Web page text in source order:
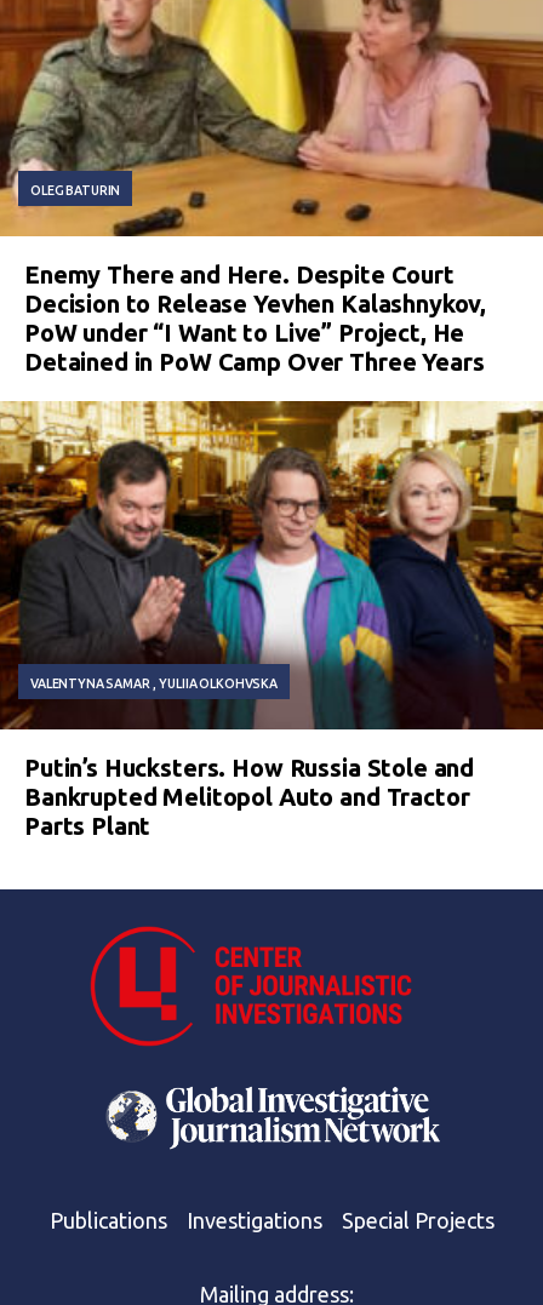
OLEG BATURIN
Enemy There and Here. Despite Court
Decision to Release Yevhen Kalashnykov,
PoW under “I Want to Live” Project, He
Detained in PoW Camp Over Three Years
VALENTYNA SAMAR YULIIA OLKOHVSKA
Putin’s Hucksters. How Russia Stole and
Bankrupted Melitopol Auto and Tractor
Parts Plant
Publications Investigations Special Projects
Mailing address: